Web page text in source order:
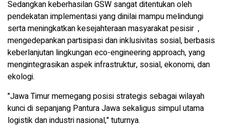
Sedangkan keberhasilan GSW sangat ditentukan oleh
pendekatan implementasi yang dinilai mampu melindungi
serta meningkatkan kesejahteraan masyarakat pesisir ,
mengedepankan partisipasi dan inklusivitas sosial, berbasis
keberlanjutan lingkungan eco-engineering approach, yang
mengintegrasikan aspek infrastruktur, sosial, ekonomi, dan
ekologi.
"Jawa Timur memegang posisi strategis sebagai wilayah
kunci di sepanjang Pantura Jawa sekaligus simpul utama
logistik dan industri nasional," tuturnya.